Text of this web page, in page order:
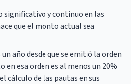
significativo y continuo en las
que el monto actual sea
año desde que se emitió la orden
en esa orden es al menos un 20%
cálculo de las pautas en sus